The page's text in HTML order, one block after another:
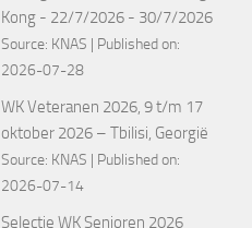
Kong - 22/7/2026 - 30/7/2026
Source: KNAS
Published on:
2026-07-28
WK Veteranen 2026, 9 t/m 17
oktober 2026 – Tbilisi, Georgië
Source: KNAS
Published on:
2026-07-14
Selectie WK Senioren 2026